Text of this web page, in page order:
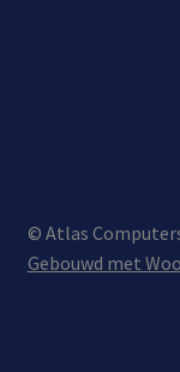
© Atlas
Gebouwd met